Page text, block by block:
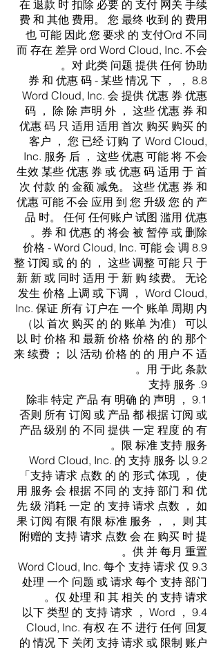
在 退款 时 扣除 必要 的 支付 网关 手续
费 和 其他 费用。 您 最终 收到 的 费用
也 可能 因此 您 要求 的 支付Ord 不同
而 存在 差异 ord Word Cloud, Inc. 不会
对 此类 问题 提供 任何 协助。
8.8 ， 券 和 优惠 码 - 某些 情况 下 ，
Word Cloud, Inc. 会 提供 优惠 券 优惠
码 ， 除 除 声明 外 ， 这些 优惠 券 和
优惠 码 只 适用 适用 首次 购买 购买 的
客户 ， 您 已经 订购 了 Word Cloud,
Inc. 服务 后 ， 这些 优惠 可能 将 不会
生效 某些 优惠 券 或 优惠 码 适用 于 首
次 付款 的 金额 减免。 这些 优惠 券 和
优惠 可能 不会 应用 到 您 升级 您 的 产
品 时。 任何 任何账户 试图 滥用 优惠
券 和 优惠 的 将会 被 暂停 或 删除。
8.9 价格 - Word Cloud, Inc. 可能 会 调
整 订阅 或 的 的 ， 这些 调整 可能 只 于
新 新 或 同时 适用 于 新 购 续费。 无论
发生 价格 上调 或 下调 ， Word Cloud,
Inc. 保证 所有 订户在 一个 账单 周期 内
（以 首次 购买 的 的 账单 为准） 可以
以 时 价格 和 最新 价格 价格 的 的 那个
来 续费 ； 以 活动 价格 的 的 用户 不 适
用 于此 条款。
9. 支持 服务
9.1 除非 特定 产品 有 明确 的 声明 ，
否则 所有 订阅 或 产品 都 根据 订阅 或
产品 级别 的 不同 提供 一定 程度 的 有
限 标准 支持 服务。
9.2 Word Cloud, Inc. 的 支持 服务 以
「支持 请求 点数 的 的 形式 体现 ， 使
用 服务 会 根据 不同 的 支持 部门 和 优
先 级 消耗 一定 的 支持 请求 点数 ， 如
果 订阅 有限 有限 标准 服务 ， ， 则 其
附赠的 支持 请求 点数 会 在 购买 时 提
供 并 每月 重置。
9.3 Word Cloud, Inc. 每个 支持 请求 仅
处理 一个 问题 或 请求 每个 支持 部门
仅 处理 和 其 相关 的 支持 请求。
9.4 ， 以下 类型 的 支持 请求 ， Word
Cloud, Inc. 有权 在 不 进行 任何 回复
的 情况 下 关闭 支持 请求 或 限制 账户